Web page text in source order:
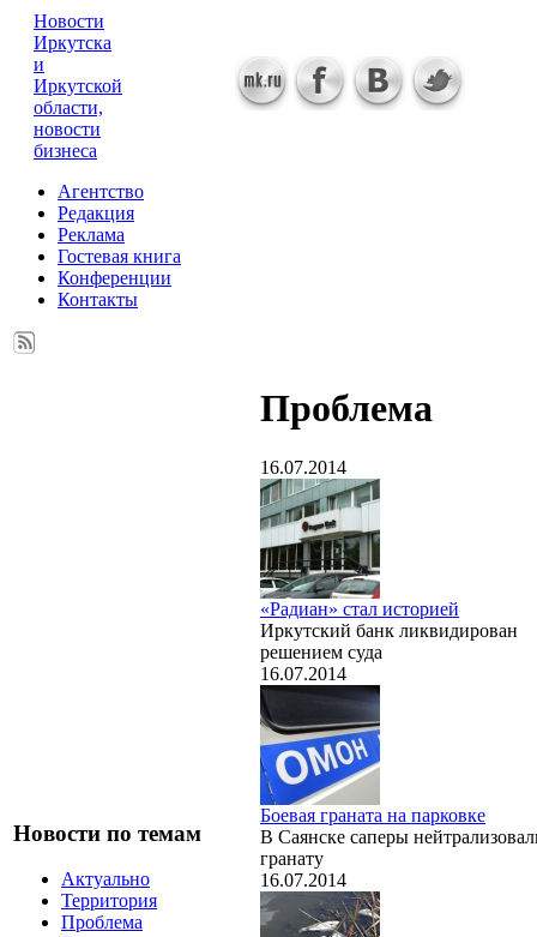
Новости
Иркутска
и
Иркутской
области,
новости
бизнеса
Агентство
Редакция
Реклама
Гостевая книга
Конференции
Контакты
Новости по темам
Актуально
Территория
Проблема
Проблема
16.07.2014
«Радиан» стал историей
Иркутский банк ликвидирован
решением суда
16.07.2014
Боевая граната на парковке
В Саянске саперы
гранату
16.07.2014